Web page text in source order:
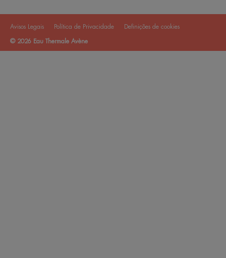
Avisos Legais Política de Privacidade Definições de cookies
© 2026 Eau Thermale Avène